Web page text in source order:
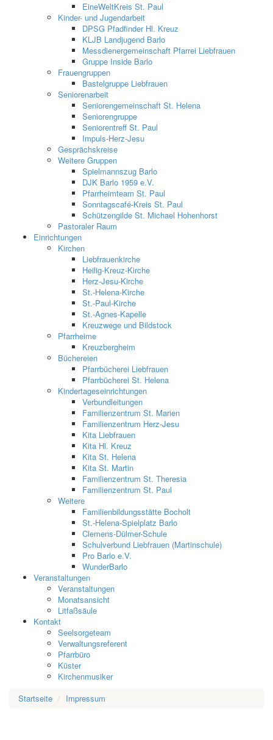
EineWeltKreis St. Paul
Kinder- und Jugendarbeit
DPSG Pfadfinder Hl. Kreuz
KLJB Landjugend Barlo
Messdienergemeinschaft Pfarrei Liebfrauen
Gruppe Inside Barlo
Frauengruppen
Bastelgruppe Liebfrauen
Seniorenarbeit
Seniorengemeinschaft St. Helena
Seniorengruppe
Seniorentreff St. Paul
Impuls-Herz-Jesu
Gesprächskreise
Weitere Gruppen
Spielmannszug Barlo
DJK Barlo 1959 e.V.
Pfarrheimteam St. Paul
Sonntagscafé-Kreis St. Paul
Schützengilde St. Michael Hohenhorst
Pastoraler Raum
Einrichtungen
Kirchen
Liebfrauenkirche
Heilig-Kreuz-Kirche
Herz-Jesu-Kirche
St.-Helena-Kirche
St.-Paul-Kirche
St.-Agnes-Kapelle
Kreuzwege und Bildstock
Pfarrheime
Kreuzbergheim
Büchereien
Pfarrbücherei Liebfrauen
Pfarrbücherei St. Helena
Kindertageseinrichtungen
Verbundleitungen
Familienzentrum St. Marien
Familienzentrum Herz-Jesu
Kita Liebfrauen
Kita Hl. Kreuz
Kita St. Helena
Kita St. Martin
Familienzentrum St. Theresia
Familienzentrum St. Paul
Weitere
Familienbildungsstätte Bocholt
St.-Helena-Spielplatz Barlo
Clemens-Dülmer-Schule
Schulverbund Liebfrauen (Martinschule)
Pro Barlo e.V.
WunderBarlo
Veranstaltungen
Veranstaltungen
Monatsansicht
Litfaßsäule
Kontakt
Seelsorgeteam
Verwaltungsreferent
Pfarrbüro
Küster
Kirchenmusiker
Startseite
Impressum